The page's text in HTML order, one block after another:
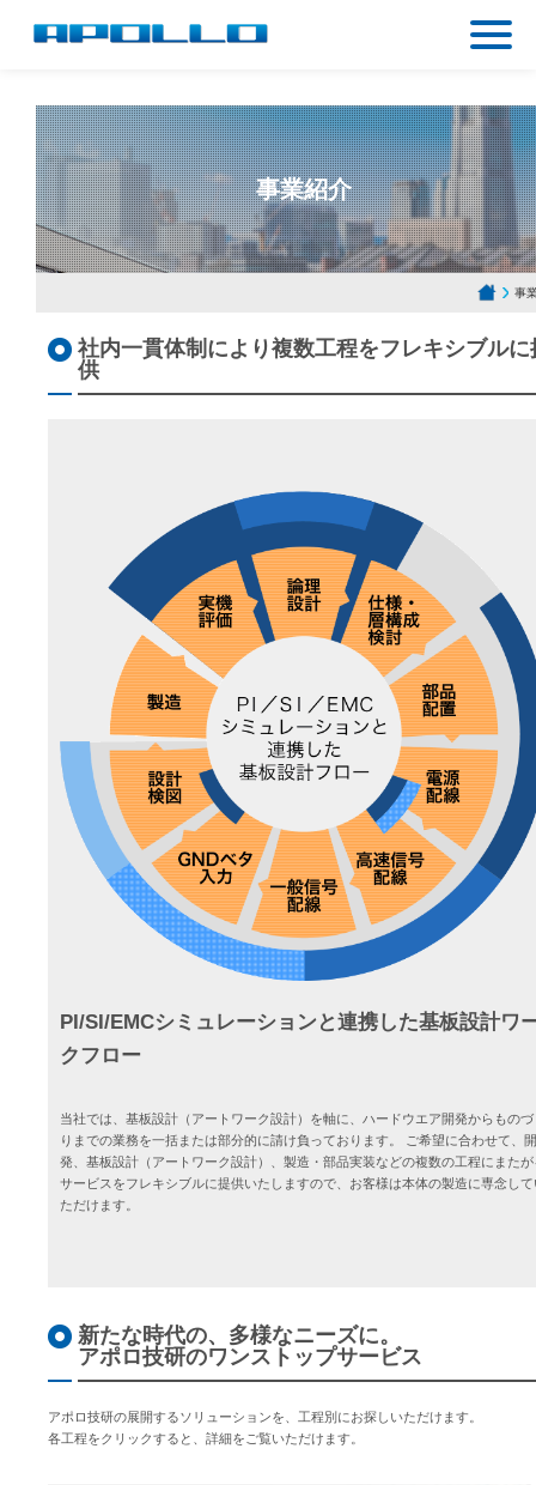
事業紹介
事
社内一貫体制により複数工程をフレキシブルに
供
PI/SI/EMCシミュレーションと連携した基板設計ワ
クフロー
当社では、基板設計（アートワーク設計）を軸に、ハードウエア開発からものづ
りまでの業務を一括または部分的に請け負っております。 ご希望に合わせて、開
発、基板設計（アートワーク設計）、製造・部品実装などの複数の工程にまたが
サービスをフレキシブルに提供いたしますので、お客様は本体の製造に専念して
ただけます。
新たな時代の、多様なニーズに。
アポロ技研のワンストップサービス
アポロ技研の展開するソリューションを、工程別にお探しいただけます。
各工程をクリックすると、詳細をご覧いただけます。